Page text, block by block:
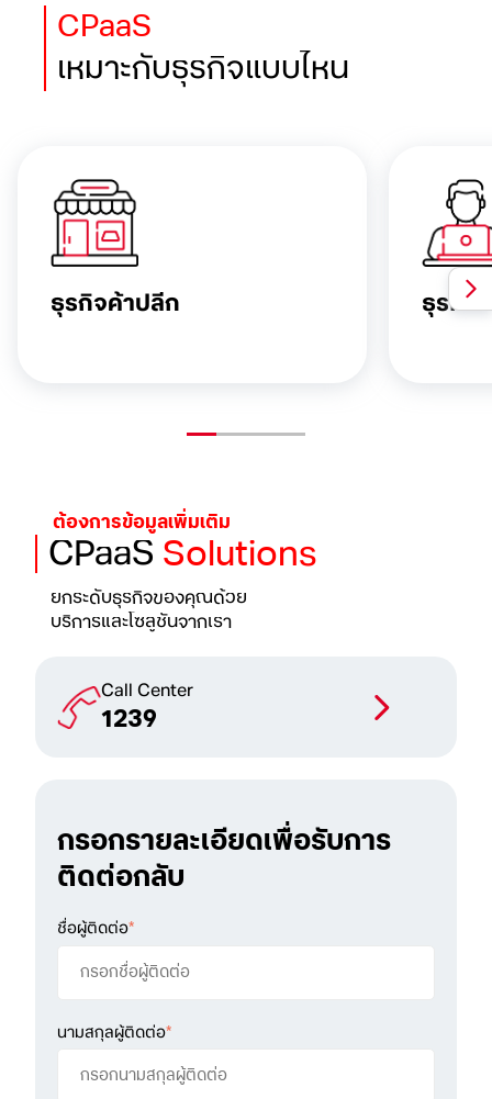
CPaaS
เหมาะกับธุรกิจแบบไหน
ธุรกิจค้าปลีก ธุรกิจ
ต้องการข้อมูลเพิ่มเติม
CPaaSSolutions
ยกระดับธุรกิจของคุณด้วย
บริการและโซลูชันจากเรา
Call Center
1239
กรอกรายละเอียดเพื่อรับการ
ติดต่อกลับ
ชื่อผู้ติดต่อ*
นามสกุลผู้ติดต่อ*